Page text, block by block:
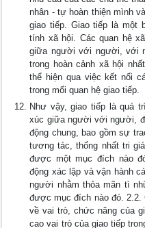
nhân - tự hoàn thiện mình
giao tiếp. Giao tiếp là một
tính xã hội. Các quan hệ
giữa người với người, với
trong hoàn cảnh xã hội
thể hiện qua việc kết nối
trong mối quan hệ giao tiếp.
Như vậy, giao tiếp là quá
xúc giữa người với người,
động chung, bao gồm sự
tương tác, thống nhất tri
được một mục đích nào
động xác lập và vận hành
người nhằm thỏa mãn tì
được mục đích nào đó. 2.2.
về vai trò, chức năng của
cao vai trò của giao tiếp